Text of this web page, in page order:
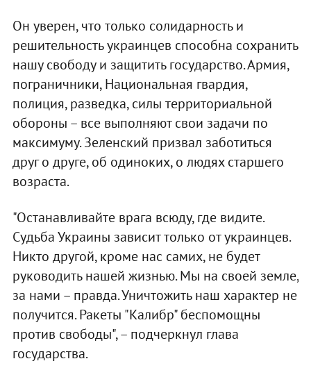
Он уверен, что только солидарность и
решительность украинцев способна сохранить
нашу свободу и защитить государство. Армия,
пограничники, Национальная гвардия,
полиция, разведка, силы территориальной
обороны – все выполняют свои задачи по
максимуму. Зеленский призвал заботиться
друг о друге, об одиноких, о людях старшего
возраста.
"Останавливайте врага всюду, где видите.
Судьба Украины зависит только от украинцев.
Никто другой, кроме нас самих, не будет
руководить нашей жизнью. Мы на своей земле,
за нами – правда. Уничтожить наш характер не
получится. Ракеты "Калибр" беспомощны
против свободы", – подчеркнул глава
государства.